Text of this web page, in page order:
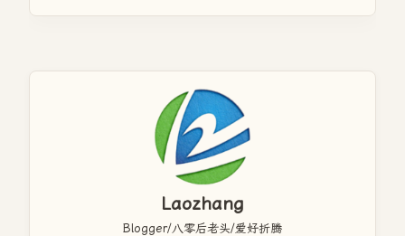
Laozhang
Blogger/八零后老头/爱好折腾